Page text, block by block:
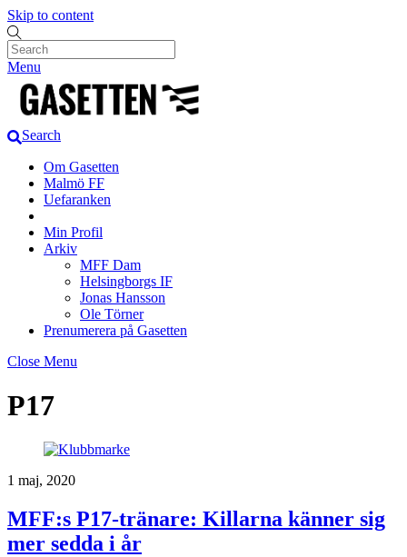
Skip to content
Menu
Search
Om Gasetten
Malmö FF
Uefaranken
Min Profil
Arkiv
MFF Dam
Helsingborgs IF
Jonas Hansson
Ole Törner
Prenumerera på Gasetten
Close Menu
P17
1 maj, 2020
MFF:s P17-tränare: Killarna känner sig
mer sedda i år